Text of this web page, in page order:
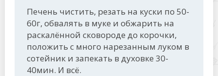
Печень чистить, резать на куски по 50-
60г, обвалять в муке и обжарить на
раскалённой сковороде до корочки,
положить с много нарезанным луком в
сотейник и запекать в духовке 30-
40мин. И всё.